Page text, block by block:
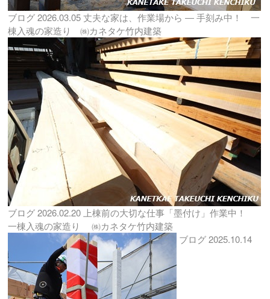
ブログ2026.03.05 丈夫な家は、作業場から ― 手刻み中！ 一
棟入魂の家造り ㈱カネタケ竹内建築
ブログ2026.02.20 上棟前の大切な仕事「墨付け」作業中！
一棟入魂の家造り ㈱カネタケ竹内建築
ブログ2025.10.14